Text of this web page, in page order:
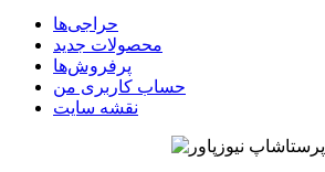
حراجی‌ها
محصولات جدید
پرفروش‌ها
حساب کاربری من
نقشه سایت